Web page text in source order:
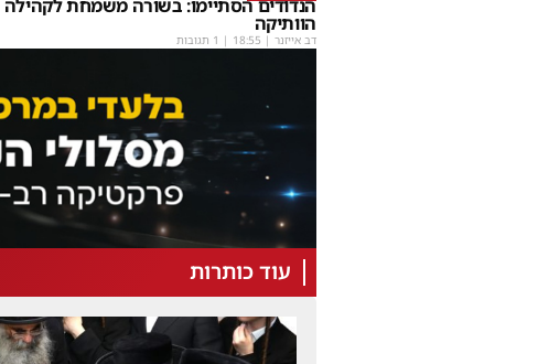
הנדודים הסתיימו: בשורה משמחת לקהילה
הוותיקה
דב אייזנר |
18:55 | 1 תגובות
עוד כותרות